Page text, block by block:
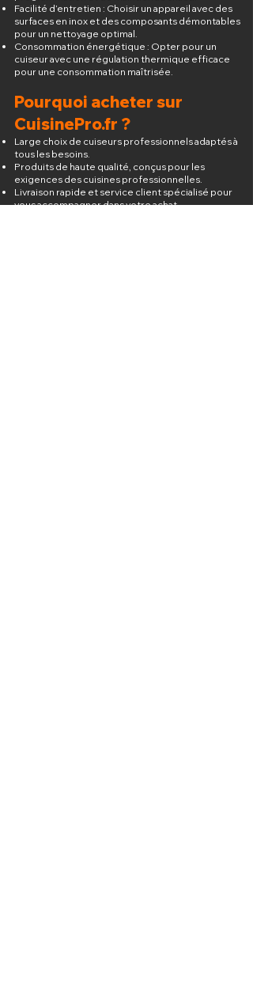
Facilité d’entretien : Choisir un appareil avec des
surfaces en inox et des composants démontables
pour un nettoyage optimal.
Consommation énergétique : Opter pour un
cuiseur avec une régulation thermique efficace
pour une consommation maîtrisée.
Pourquoi acheter sur
CuisinePro.fr ?
Large choix de cuiseurs professionnels adaptés à
tous les besoins.
Produits de haute qualité, conçus pour les
exigences des cuisines professionnelles.
Livraison rapide et service client spécialisé pour
vous accompagner dans votre achat.